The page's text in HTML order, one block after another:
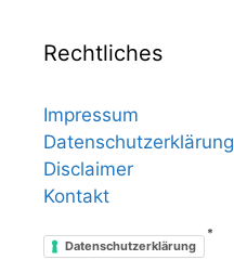
Rechtliches
Impressum
Datenschutzerklärung
Disclaimer
Kontakt
Datenschutzerklärung
*